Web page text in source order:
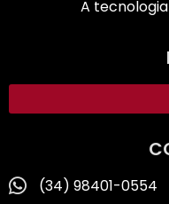
A
(34) 98401-0554